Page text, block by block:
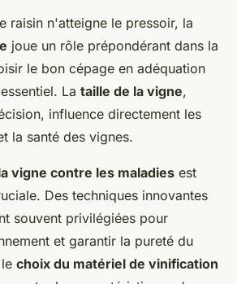
raisin n'atteigne le pressoir, la
joue un rôle prépondérant dans la
le bon cépage en adéquation
La taille de la vigne,
influence directement les
la santé des vignes.
vigne contre les maladies est
Des techniques innovantes
souvent privilégiées pour
et garantir la pureté du
choix du matériel de vinification